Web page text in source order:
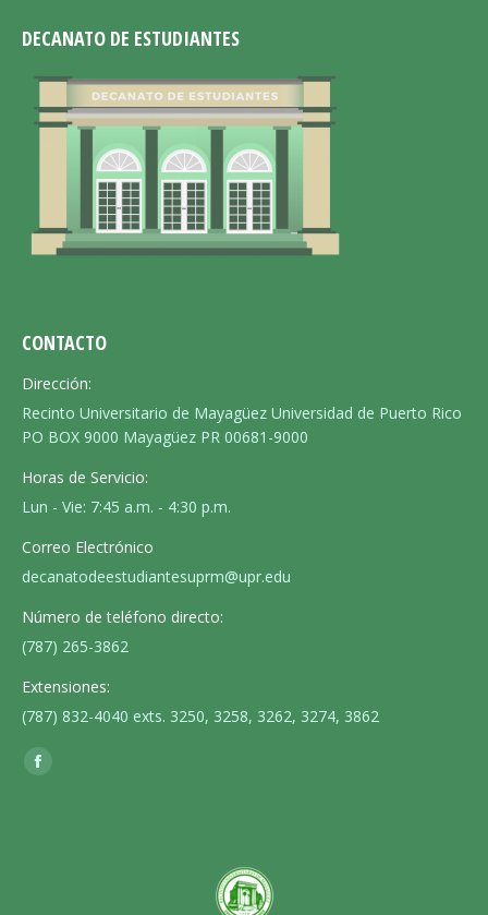
DECANATO DE ESTUDIANTES
CONTACTO
Dirección:
Recinto Universitario de Mayagüez Universidad de Puerto Rico
PO BOX 9000 Mayagüez PR 00681-9000
Horas de Servicio:
Lun - Vie: 7:45 a.m. - 4:30 p.m.
Correo Electrónico
decanatodeestudiantesuprm@upr.edu
Número de teléfono directo:
(787) 265-3862
Extensiones:
(787) 832-4040 exts. 3250, 3258, 3262, 3274, 3862
Find us on:
Facebook